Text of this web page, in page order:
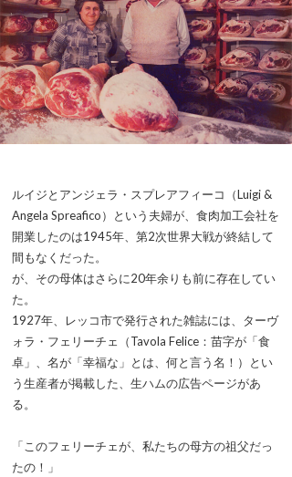
ルイジとアンジェラ・スプレアフィーコ（Luigi &
Angela Spreafico）という夫婦が、食肉加工会社を
開業したのは1945年、第2次世界大戦が終結して
間もなくだった。
が、その母体はさらに20年余りも前に存在してい
た。
1927年、レッコ市で発行された雑誌には、ターヴ
ォラ・フェリーチェ（Tavola Felice：苗字が「食
卓」、名が「幸福な」とは、何と言う名！）とい
う生産者が掲載した、生ハムの広告ページがあ
る。
「このフェリーチェが、私たちの母方の祖父だっ
たの！」